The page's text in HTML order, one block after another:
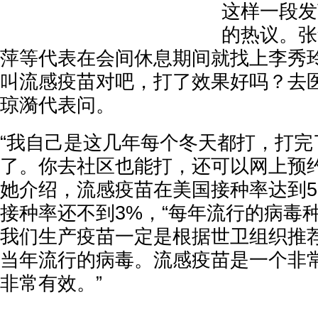
这样一段
的热议。
萍等代表在会间休息期间就找上李秀
叫流感疫苗对吧，打了效果好吗？去
琼漪代表问。
“我自己是这几年每个冬天都打，打
了。你去社区也能打，还可以网上预
她介绍，流感疫苗在美国接种率达到
接种率还不到3%，“每年流行的病毒
我们生产疫苗一定是根据世卫组织推
当年流行的病毒。流感疫苗是一个非
非常有效。”